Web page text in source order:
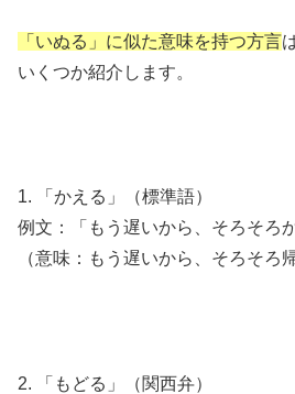
「いぬる」に似た意味を持つ方言
いくつか紹介します。
1. 「かえる」（標準語）
例文：「もう遅いから、そろそろ
（意味：もう遅いから、そろそろ
2. 「もどる」（関西弁）